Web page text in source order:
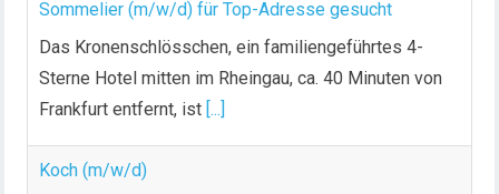
Warum [BEE]Partment?! Weil wir anders sind Wir
[BEE]ten… Unbefristeter Job & faire Bezahlung